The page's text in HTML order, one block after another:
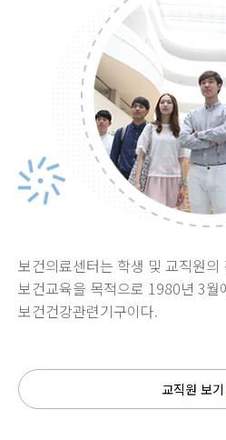
보건의료센터는 학생 및 교직원의
보건교육을 목적으로 1980년 3월
보건건강관련기구이다.
교직원 보기